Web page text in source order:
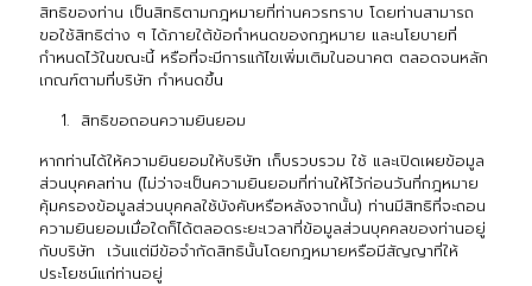
สิทธิของท่าน เป็นสิทธิตามกฎหมายที่ท่านควรทราบ โดยท่านสามารถ
ขอใช้สิทธิต่าง ๆ ได้ภายใต้ข้อกำหนดของกฎหมาย และนโยบายที่
กำหนดไว้ในขณะนี้ หรือที่จะมีการแก้ไขเพิ่มเติมในอนาคต ตลอดจนหลัก
เกณฑ์ตามที่บริษัท กำหนดขึ้น
สิทธิขอถอนความยินยอม
หากท่านได้ให้ความยินยอมให้บริษัท เก็บรวบรวม ใช้ และเปิดเผยข้อมูล
ส่วนบุคคลท่าน (ไม่ว่าจะเป็นความยินยอมที่ท่านให้ไว้ก่อนวันที่กฎหมาย
คุ้มครองข้อมูลส่วนบุคคลใช้บังคับหรือหลังจากนั้น) ท่านมีสิทธิที่จะถอน
ความยินยอมเมื่อใดก็ได้ตลอดระยะเวลาที่ข้อมูลส่วนบุคคลของท่านอยู่
กับบริษัท เว้นแต่มีข้อจำกัดสิทธินั้นโดยกฎหมายหรือมีสัญญาที่ให้
ประโยชน์แก่ท่านอยู่